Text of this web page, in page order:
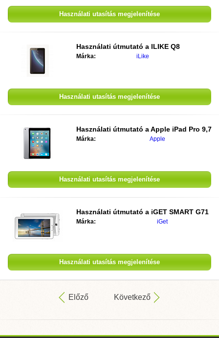
Használati utasítás megjelenítése
Használati útmutató a ILIKE Q8
Márka: iLike
Használati utasítás megjelenítése
Használati útmutató aApple iPad Pro 9,7
Márka: Apple
Használati utasítás megjelenítése
Használati útmutató a iGET SMART G71
Márka: iGet
Használati utasítás megjelenítése
Előző Következő